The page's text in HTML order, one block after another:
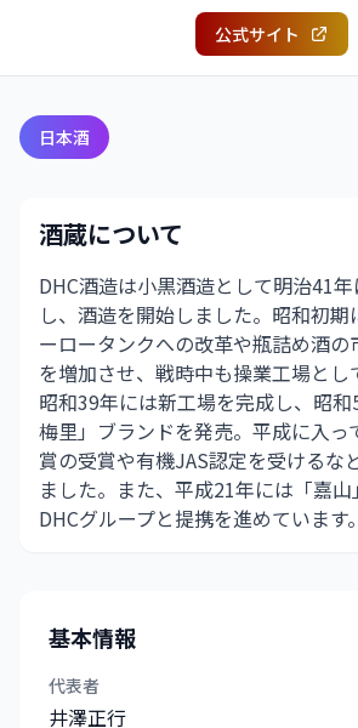
公式サイト
日本酒
酒蔵について
DHC酒造は小黒酒造として明治41
し、酒造を開始しました。昭和初
ーロータンクへの改革や瓶詰め酒の
を増加させ、戦時中も操業工場とし
昭和39年には新工場を完成し、昭
梅里」ブランドを発売。平成に入っ
賞の受賞や有機JAS認定を受けるな
ました。また、平成21年には「嘉山
DHCグループと提携を進めています。
基本情報
代表者
井澤正行